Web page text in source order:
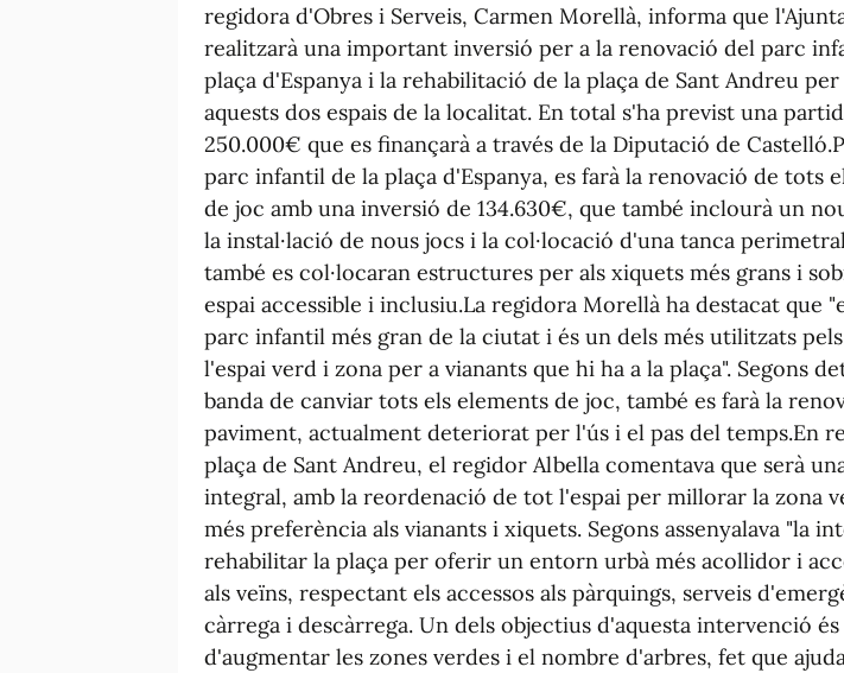
regidora d'Obres i Serveis, Carmen Morellà, informa que
realitzarà una important inversió per a la renovació del parc
plaça d'Espanya i la rehabilitació de la plaça de Sant Andreu
aquests dos espais de la localitat. En total s'ha previst una
250.000€ que es finançarà a través de la Diputació de
parc infantil de la plaça d'Espanya, es farà la renovació de tots
de joc amb una inversió de 134.630€, que també inclourà un
la instal·lació de nous jocs i la col·locació d'una tanca
també es col·locaran estructures per als xiquets més grans i
espai accessible i inclusiu.La regidora Morellà ha destacat que
parc infantil més gran de la ciutat i és un dels més utilitzats
l'espai verd i zona per a vianants que hi ha a la plaça". Segons
banda de canviar tots els elements de joc, també es farà la
paviment, actualment deteriorat per l'ús i el pas del temps.En
plaça de Sant Andreu, el regidor Albella comentava que serà
integral, amb la reordenació de tot l'espai per millorar la zona
més preferència als vianants i xiquets. Segons assenyalava "la
rehabilitar la plaça per oferir un entorn urbà més acollidor i
als veïns, respectant els accessos als pàrquings, serveis
càrrega i descàrrega. Un dels objectius d'aquesta intervenció és
d'augmentar les zones verdes i el nombre d'arbres, fet que